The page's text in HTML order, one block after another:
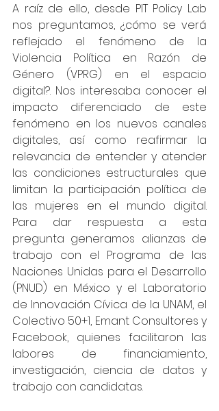
A raíz de ello, desde PIT Policy Lab
nos preguntamos, ¿cómo se verá
reflejado el fenómeno de la
Violencia Política en Razón de
Género (VPRG) en el espacio
digital?. Nos interesaba conocer el
impacto diferenciado de este
fenómeno en los nuevos canales
digitales, así como reafirmar la
relevancia de entender y atender
las condiciones estructurales que
limitan la participación política de
las mujeres en el mundo digital.
Para dar respuesta a esta
pregunta generamos alianzas de
trabajo con el Programa de las
Naciones Unidas para el Desarrollo
(PNUD) en México y el Laboratorio
de Innovación Cívica de la UNAM, el
Colectivo 50+1, Emant Consultores y
Facebook, quienes facilitaron las
labores de financiamiento,
investigación, ciencia de datos y
trabajo con candidatas.